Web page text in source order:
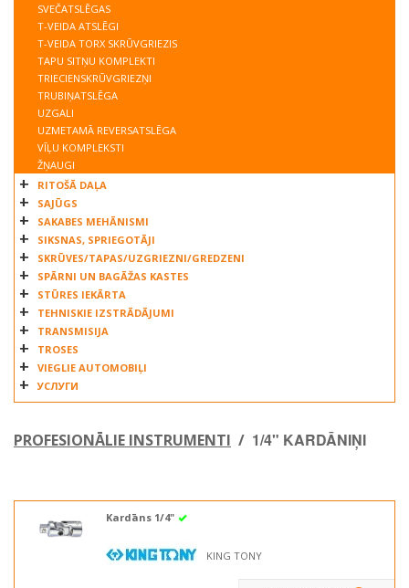
SVEČATSLĒGAS
T-VEIDA ATSLĒGI
T-VEIDA TORX SKRŪVGRIEZIS
TAPU SITŅU KOMPLEKTI
TRIECIENSKRŪVGRIEZŅI
TRUBIŅATSLĒGA
UZGALI
UZMETAMĀ REVERSATSLĒGA
VĪĻU KOMPLEKSTI
ŽŅAUGI
RITOŠĀ DAĻA
SAJŪGS
SAKABES MEHĀNISMI
SIKSNAS, SPRIEGOTĀJI
SKRŪVES/TAPAS/UZGRIEZNI/GREDZENI
SPĀRNI UN BAGĀŽAS KASTES
STŪRES IEKĀRTA
TEHNISKIE IZSTRĀDĀJUMI
TRANSMISIJA
TROSES
VIEGLIE AUTOMOBIĻI
УСЛУГИ
PROFESIONĀLIE INSTRUMENTI / 1/4" KARDĀNIŅI
Kardāns 1/4"
KING TONY